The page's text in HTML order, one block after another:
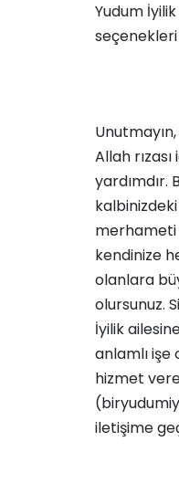
Yudum
Allah
yardımdır.
kendinize
olanlara
olursunuz.
İyilik
anlamlı
hizmet
iletişime